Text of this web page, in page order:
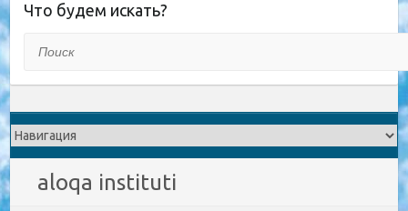
Что будем искать?
aloqa instituti